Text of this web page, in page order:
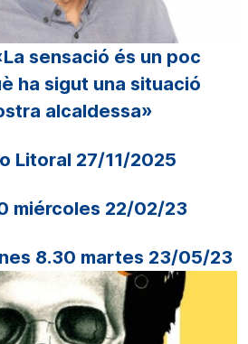
sensació és un poc
ha sigut una situació
alcaldessa»
Litoral 27/11/2025
miércoles 22/02/23
8.30 martes 23/05/23